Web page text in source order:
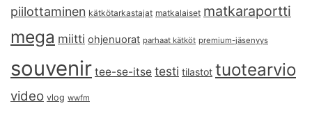
piilottaminen kätkötarkastajat matkalaiset matkaraportti
mega miitti ohjenuorat parhaat kätköt premium-jäsenyys
souvenir tee-se-itse testi tilastot tuotearvio
video vlog wwfm